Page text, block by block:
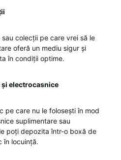
colecții pe care vrei să le
oferă un mediu sigur și
în condiții optime.
electrocasnice
pe care nu le folosești în mod
suplimentare sau
poți depozita într-o boxă de
în locuință.